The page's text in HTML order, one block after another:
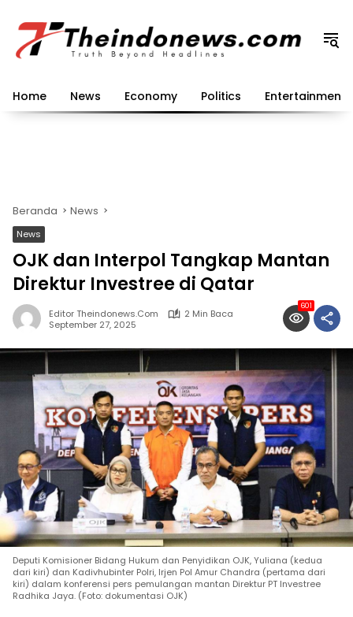
konten
Home News Economy Politics Entertainment
Beranda News
News
OJK dan Interpol Tangkap Mantan
Direktur Investree di Qatar
Editor Theindonews.com
2 Min Baca
September 27, 2025
601
Deputi Komisioner Bidang Hukum dan Penyidikan OJK, Yuliana (kedua
dari kiri) dan Kadivhubinter Polri, Irjen Pol Amur Chandra (pertama dari
kiri) dalam konferensi pers pemulangan mantan Direktur PT Investree
Radhika Jaya. (Foto: dokumentasi OJK)